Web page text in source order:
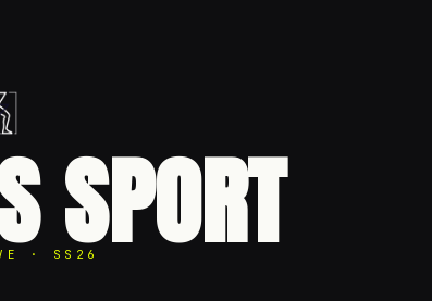
SPORT
· SS26